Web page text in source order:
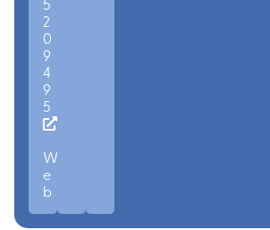
2
0
9
4
9
5
W
e
b